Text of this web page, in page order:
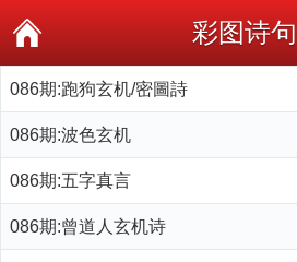
彩图诗句
086期:跑狗玄机/密圖詩
086期:波色玄机
086期:五字真言
086期:曾道人玄机诗